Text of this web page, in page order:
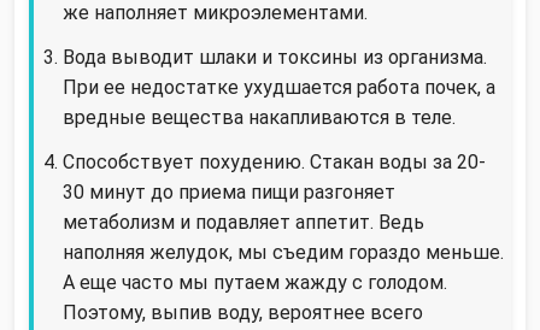
же наполняет микроэлементами.
Вода выводит шлаки и токсины из организма.
При ее недостатке ухудшается работа почек, а
вредные вещества накапливаются в теле.
Способствует похудению. Стакан воды за 20-
30 минут до приема пищи разгоняет
метаболизм и подавляет аппетит. Ведь
наполняя желудок, мы съедим гораздо меньше.
А еще часто мы путаем жажду с голодом.
Поэтому, выпив воду, вероятнее всего